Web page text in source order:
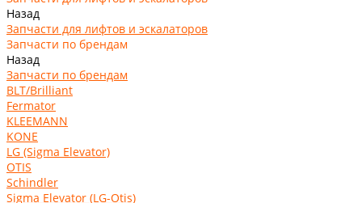
Назад
Запчасти для лифтов и эскалаторов
Запчасти по брендам
Назад
Запчасти по брендам
BLT/Brilliant
Fermator
KLEEMANN
KONE
LG (Sigma Elevator)
OTIS
Schindler
Sigma Elevator (LG-Otis)